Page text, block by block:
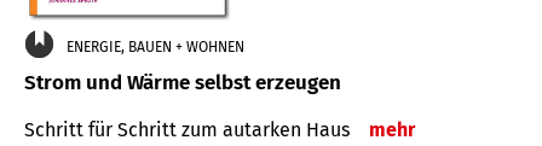
ENERGIE, BAUEN + WOHNEN
Strom und Wärme selbst erzeugen
Schritt für Schritt zum autarken Haus mehr